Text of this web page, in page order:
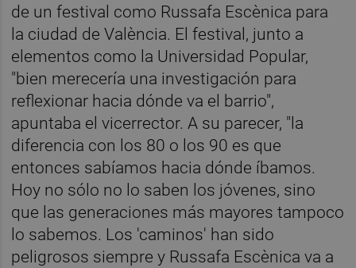
de un festival como Russafa Escènica para
la ciudad de València. El festival, junto a
elementos como la Universidad Popular,
"bien merecería una investigación para
reflexionar hacia dónde va el barrio",
apuntaba el vicerrector. A su parecer, "la
diferencia con los 80 o los 90 es que
entonces sabíamos hacia dónde íbamos.
Hoy no sólo no lo saben los jóvenes, sino
que las generaciones más mayores tampoco
lo sabemos. Los 'caminos' han sido
peligrosos siempre y Russafa Escènica va a